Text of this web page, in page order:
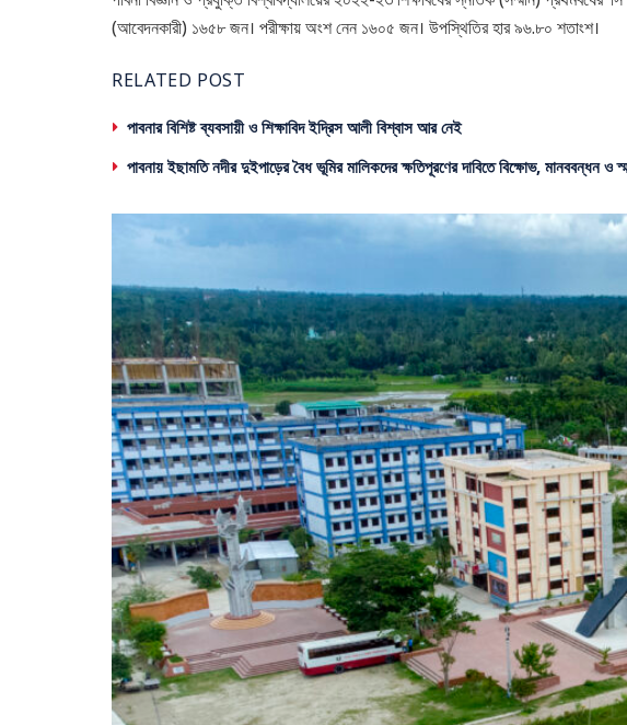
(আবেদনকারী) ১৬৫৮ জন। পরীক্ষায় অংশ নেন ১৬০৫ জন। উপস্থিতির হার ৯৬.৮০ শতাংশ।
RELATED POST
পাবনার বিশিষ্ট ব্যবসায়ী ও শিক্ষাবিদ ইদ্রিস আলী বিশ্বাস আর নেই
পাবনায় ইছামতি নদীর দুইপাড়ের বৈধ ভূমির মালিকদের ক্ষতিপূরণের দাবিতে বিক্ষোভ, মানববন্ধন ও